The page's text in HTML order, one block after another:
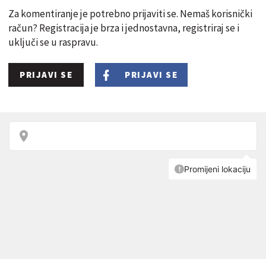
Za komentiranje je potrebno prijaviti se. Nemaš korisnički
račun? Registracija je brza i jednostavna, registriraj se i
uključi se u raspravu.
PRIJAVI SE PRIJAVI SE